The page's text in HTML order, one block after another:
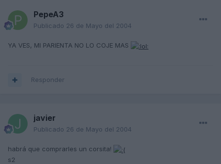
PepeA3
Publicado 26 de Mayo del 2004
YA VES, MI PARIENTA NO LO COJE MAS
Responder
javier
Publicado 26 de Mayo del 2004
habrá que comprarles un corsita!
s2